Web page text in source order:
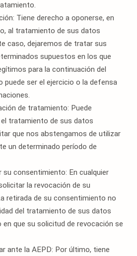
Tiene derecho a oponerse, en
al tratamiento de sus datos
caso, dejaremos de tratar sus
supuestos en los que
para la continuación del
puede ser el ejercicio o la defensa
de tratamiento: Puede
tratamiento de sus datos
que nos abstengamos de utilizar
un determinado período de
su consentimiento: En cualquier
la revocación de su
retirada de su consentimiento no
del tratamiento de sus datos
que su solicitud de revocación se
ante la AEPD: Por último, tiene